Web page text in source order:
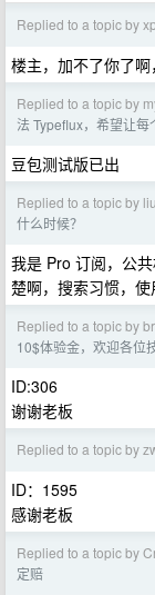
Replied to a topic by
楼主，加不了你了
Replied to a topic by
法 Typeflux，希望让
豆包测试版已出
Replied to a topic by
什么时候？
我是 Pro 订阅，公
楚啊，搜索习惯，
Replied to a topic by
10$体验金，欢迎各位
ID:306
谢谢老板
Replied to a topic by
ID：1595
感谢老板
Replied to a topic by
定赔